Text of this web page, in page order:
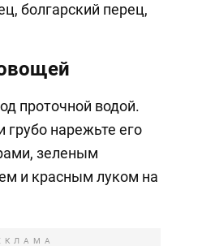
болгарский перец,
проточной водой.
грубо нарежьте его
зеленым
и красным луком на